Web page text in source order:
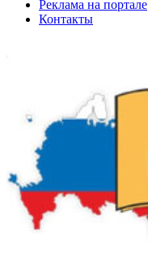
Реклама на портале
Контакты